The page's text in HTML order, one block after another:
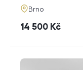
adresa
Brno
cena
14 500 Kč